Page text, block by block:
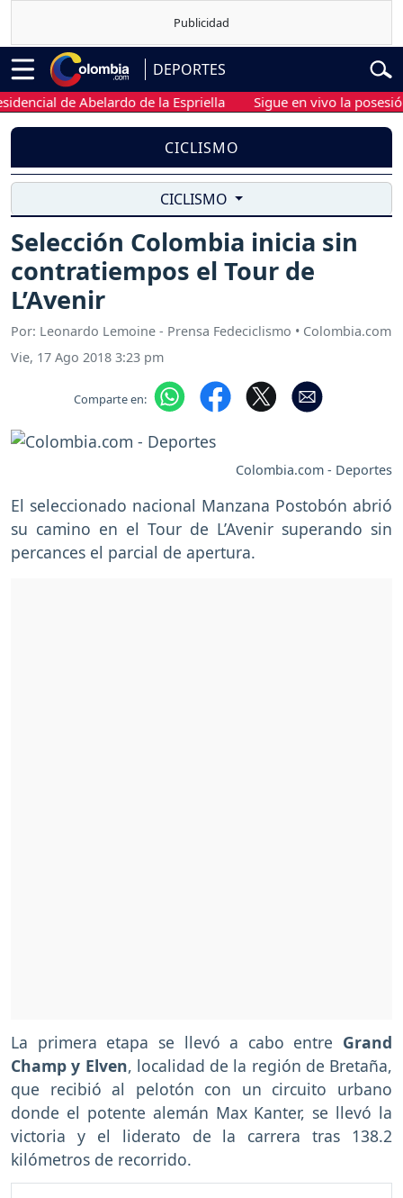
DEPORTES
de Abelardo de la Espriella Sigue en vivo la posesión
CICLISMO
CICLISMO
Selección Colombia inicia sin
contratiempos el Tour de
L’Avenir
Por: Leonardo Lemoine - Prensa Fedeciclismo • Colombia.com
Vie, 17 Ago 2018 3:23 pm
Comparte en:
Colombia.com - Deportes
El seleccionado nacional Manzana Postobón abrió
su camino en el Tour de L’Avenir superando sin
percances el parcial de apertura.
La primera etapa se llevó a cabo entre Grand
Champ y Elven, localidad de la región de Bretaña,
que recibió al pelotón con un circuito urbano
donde el potente alemán Max Kanter, se llevó la
victoria y el liderato de la carrera tras 138.2
kilómetros de recorrido.